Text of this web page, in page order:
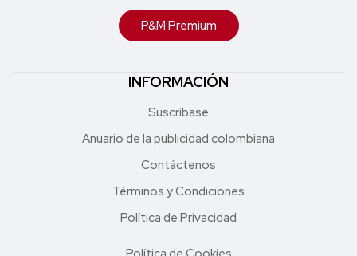
P&M Premium
INFORMACIÓN
Suscríbase
Anuario de la publicidad colombiana
Contáctenos
Términos y Condiciones
Política de Privacidad